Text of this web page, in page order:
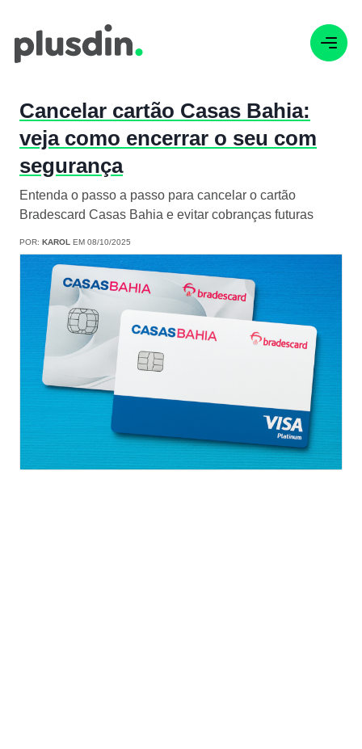
Cancelar cartão Casas Bahia:
veja como encerrar o seu com
segurança
Entenda o passo a passo para cancelar o cartão
Bradescard Casas Bahia e evitar cobranças futuras
POR: KAROL EM 08/10/2025